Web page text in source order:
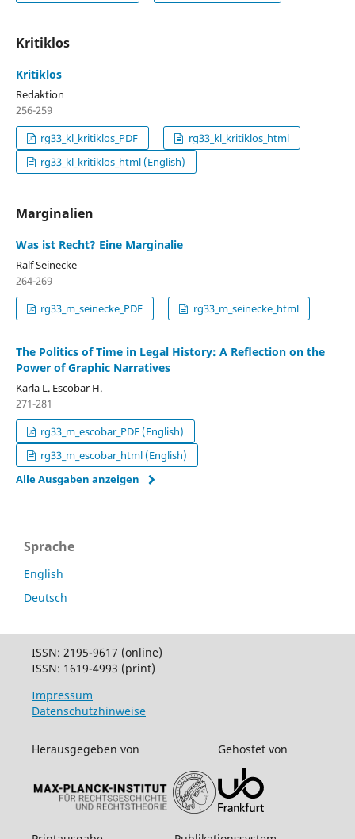
Kritiklos
Kritiklos
Redaktion
256-259
rg33_kl_kritiklos_PDF
rg33_kl_kritiklos_html
rg33_kl_kritiklos_html (English)
Marginalien
Was ist Recht? Eine Marginalie
Ralf Seinecke
264-269
rg33_m_seinecke_PDF
rg33_m_seinecke_html
The Politics of Time in Legal History: A Reﬂection on the
Power of Graphic Narratives
Karla L. Escobar H.
271-281
rg33_m_escobar_PDF (English)
rg33_m_escobar_html (English)
Alle Ausgaben anzeigen
Sprache
English
Deutsch
ISSN: 2195-9617 (online)
ISSN: 1619-4993 (print)
Impressum
Datenschutzhinweise
Herausgegeben von Gehostet von